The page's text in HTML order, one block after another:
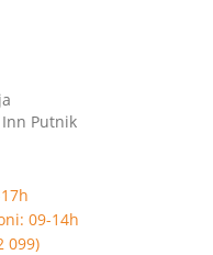
Putnik
09-14h
099)